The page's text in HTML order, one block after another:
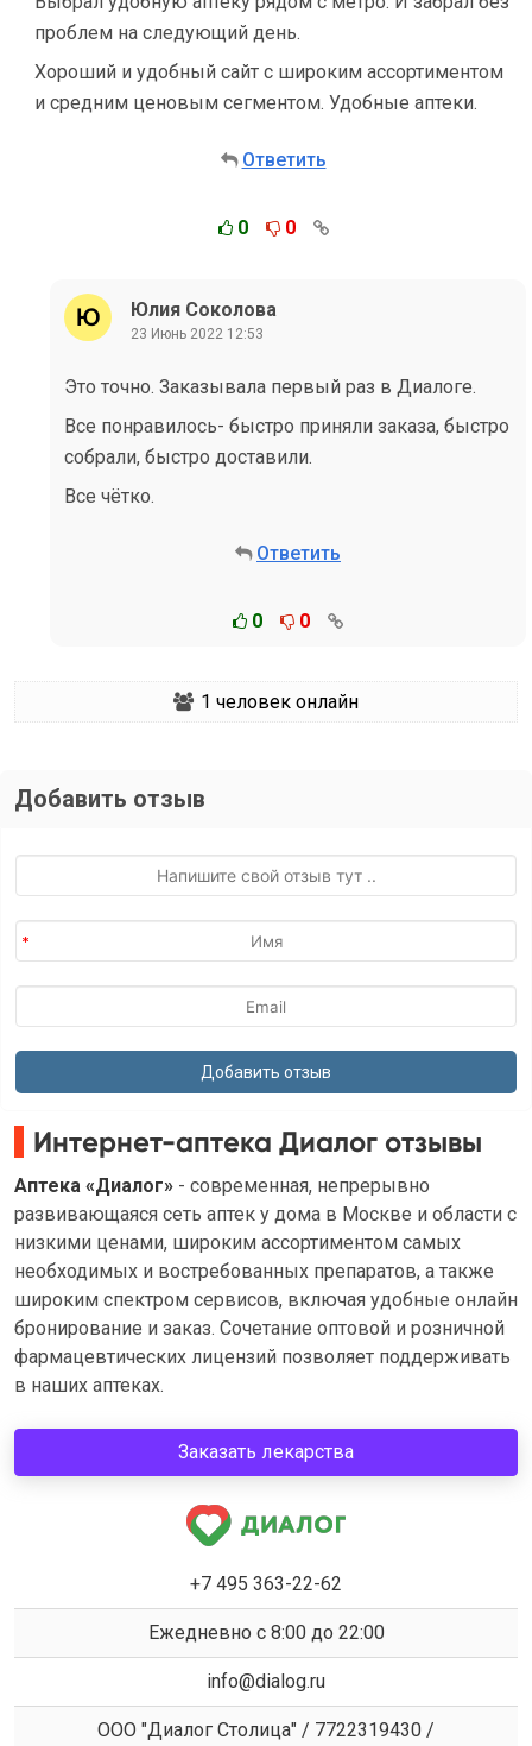
проблем на следующий день.
Хороший и удобный сайт с широким ассортиментом
и средним ценовым сегментом. Удобные аптеки.
Ответить
0 0
Юлия Соколова
23 Июнь 2022 12:53
Это точно. Заказывала первый раз в Диалоге.
Все понравилось- быстро приняли заказа, быстро
собрали, быстро доставили.
Все чётко.
Ответить
0 0
1 человек онлайн
Добавить отзыв
Интернет-аптека Диалог отзывы
Аптека «Диалог» - современная, непрерывно
развивающаяся сеть аптек у дома в Москве и области с
низкими ценами, широким ассортиментом самых
необходимых и востребованных препаратов, а также
широким спектром сервисов, включая удобные онлайн
бронирование и заказ. Сочетание оптовой и розничной
фармацевтических лицензий позволяет поддерживать
в наших аптеках.
Заказать лекарства
+7 495 363-22-62
Eжедневно с 8:00 до 22:00
info@dialog.ru
ООО "Диалог Столица" / 7722319430 /